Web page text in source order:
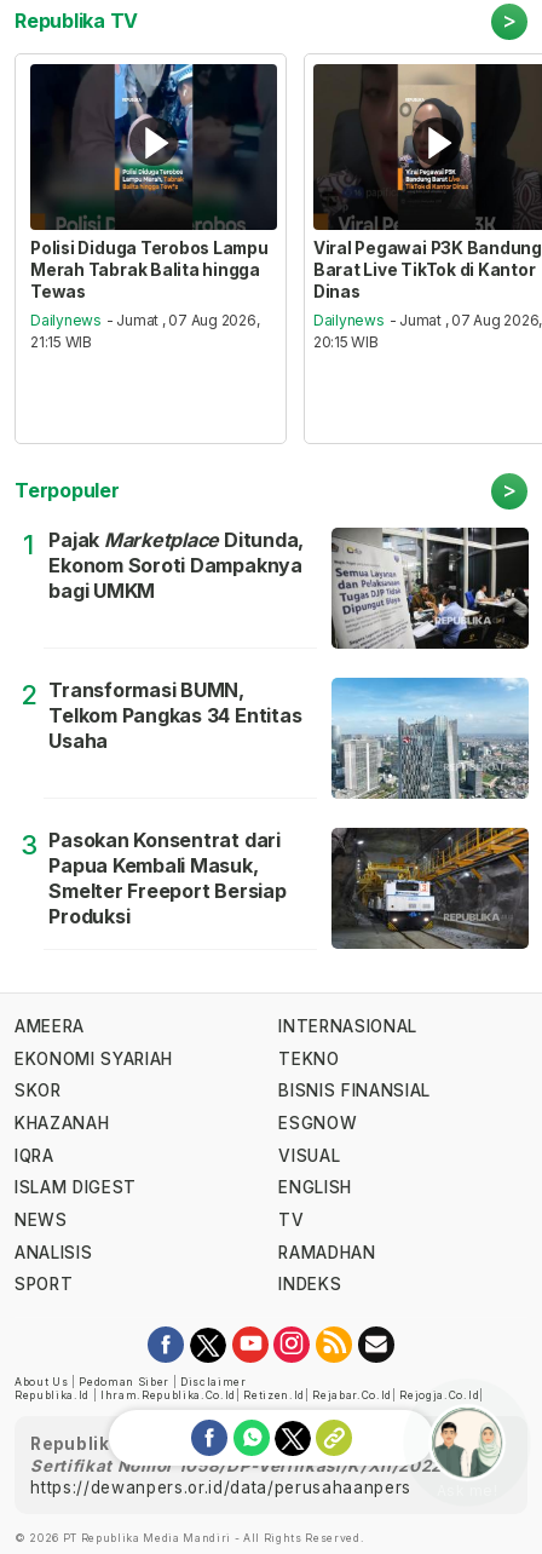
Republika TV >
Polisi Diduga Terobos Lampu
Merah Tabrak Balita hingga
Tewas
Dailynews - Jumat , 07 Aug 2026,
21:15 WIB
Viral Pegawai P3K Bandung
Barat Live TikTok di Kantor
Dinas
Dailynews - Jumat , 07 Aug 2026,
20:15 WIB
Terpopuler >
1 Pajak MarketplaceDitunda,
Ekonom Soroti Dampaknya
bagi UMKM
2 Transformasi BUMN,
Telkom Pangkas 34 Entitas
Usaha
3 Pasokan Konsentrat dari
Papua Kembali Masuk,
Smelter Freeport Bersiap
Produksi
AMEERA
EKONOMI SYARIAH
SKOR
KHAZANAH
IQRA
ISLAM DIGEST
NEWS
ANALISIS
SPORT
INTERNASIONAL
TEKNO
BISNIS FINANSIAL
ESGNOW
VISUAL
ENGLISH
TV
RAMADHAN
INDEKS
About Us Pedoman Siber
Disclaimer
Republika.id
Ihram.republika.co.id Retizen.id Rejabar.co.id Rejogja.co.id
Republika telah diverifikasi oleh Dewan Pers
Sertifikat Nomor 1058/DP-Verifikasi/K/XII/2022
https://dewanpers.or.id/data/perusahaanpers
© 2026 PT Republika Media Mandiri - All Rights Reserved.